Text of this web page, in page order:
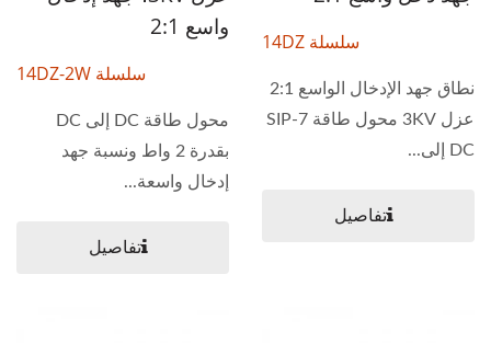
سلسلة 14DZ
نطاق جهد الإدخال الواسع 2:1
عزل 3KV محول طاقة SIP-7
DC إلى...
تفاصيل
واسع 2:1
سلسلة 14DZ-2W
محول طاقة DC إلى DC
بقدرة 2 واط ونسبة جهد
إدخال واسعة...
تفاصيل